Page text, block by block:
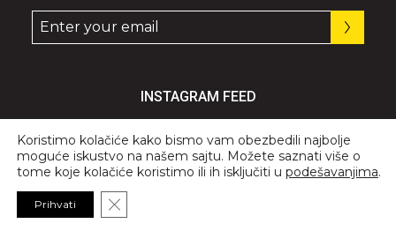
INSTAGRAM FEED
© 2026 All Rights Reserved, GRAZIA.
Koristimo kolačiće kako bismo vam obezbedili najbolje
moguće iskustvo na našem sajtu. Možete saznati više o
tome koje kolačiće koristimo ili ih isključiti u podešavanjima.
Prihvati Close GDPR Cookie Banner